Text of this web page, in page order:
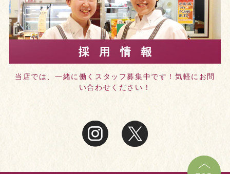
当店では、一緒に働くスタッフ募集中です！気軽にお問
い合わせください！